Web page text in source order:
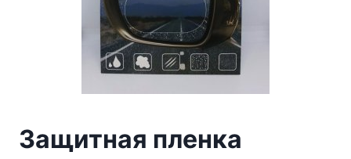
Защитная пленка